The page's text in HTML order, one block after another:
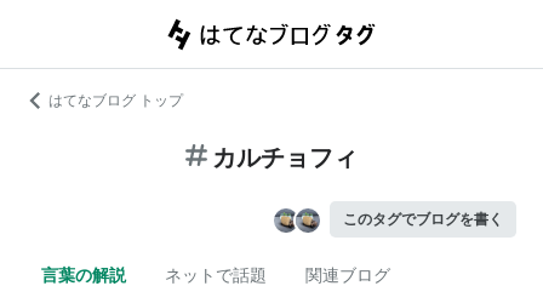
はてなブログ トップ
カルチョフィ
このタグでブログを書く
言葉の解説 ネットで話題 関連ブログ